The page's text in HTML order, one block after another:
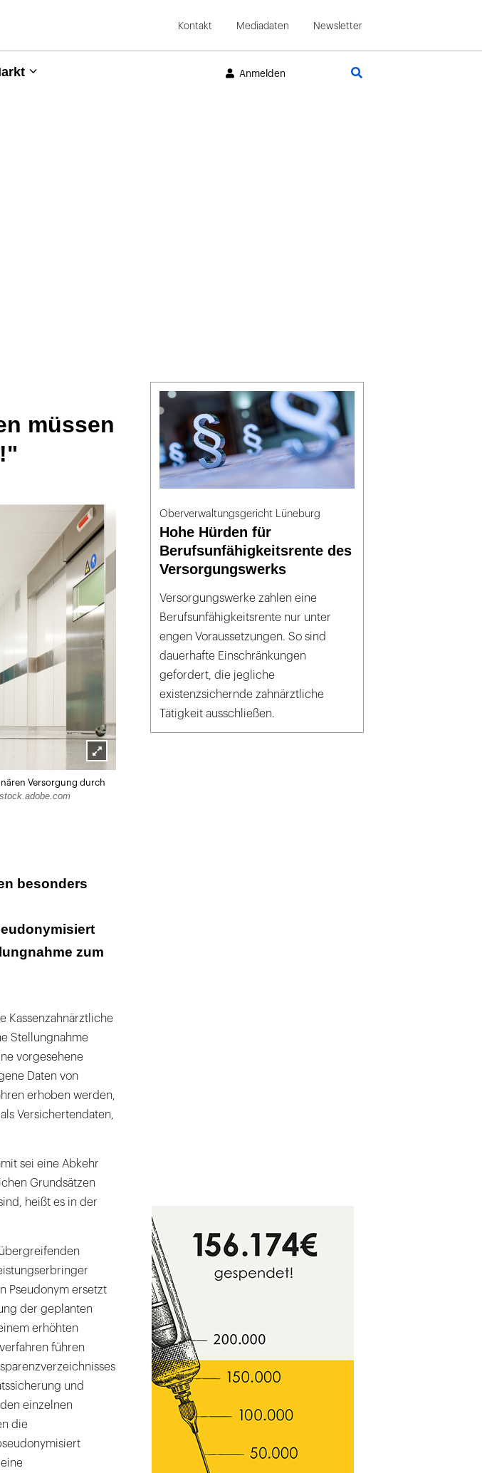
Kontakt Mediadaten Newsletter
Anmelden
müssen
Lightbox
öffnen
Versorgung durch
besonders
zum
Kassenzahnärztliche
Stellungnahme
vorgesehene
Daten von
erhoben werden,
Versichertendaten,
sei eine Abkehr
Grundsätzen
heißt es in der
Pseudonym ersetzt
der geplanten
erhöhten
führen
und
einzelnen
die
Oberverwaltungsgericht Lüneburg
Hohe Hürden für
Berufsunfähigkeitsrente des
Versorgungswerks
Versorgungswerke zahlen eine
Berufsunfähigkeitsrente nur unter
engen Voraussetzungen. So sind
dauerhafte Einschränkungen
gefordert, die jegliche
existenzsichernde zahnärztliche
Tätigkeit ausschließen.